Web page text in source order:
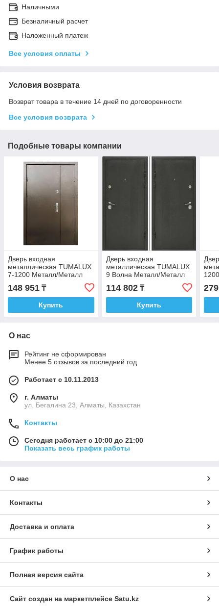
Наличными
Безналичный расчет
Наложенный платеж
Все условия оплаты
Условия возврата
Возврат товара в течение 14 дней по договоренности
Все условия возврата
Подобные товары компании
Дверь входная
металлическая TUMALUX
7-1200 Mеталл/Металл
Серебро (1200) два замка
PTD_M
148 951 ₸
Купить
Дверь входная
металлическая TUMALUX
9 Волна Mеталл/Металл
Серебро (860; 969) два
замка PTD_M
114 802₸
Купить
О нас
Рейтинг не сформирован
Менее 5 отзывов за последний год
Работает с 10.11.2013
г. Алматы
ул. Бегалина 23, Алматы, Казахстан
Контакты
Сегодня работает с 10:00 до 21:00
Показать весь график работы
О нас
Контакты
Доставка и оплата
График работы
Полная версия сайта
Сайт создан на маркетплейсе Satu.kz